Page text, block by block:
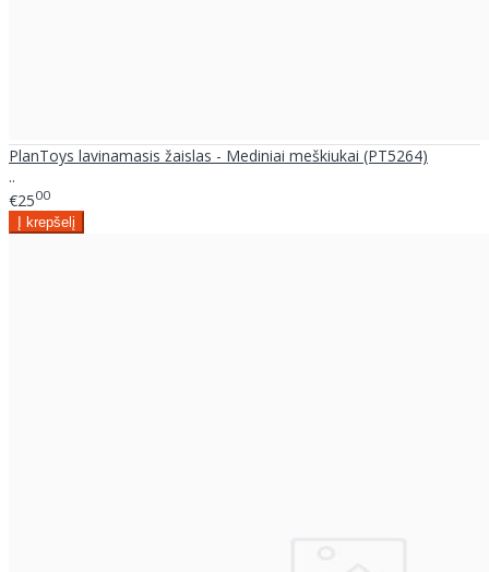
PlanToys lavinamasis žaislas - Mediniai meškiukai (PT5264)
..
€2500